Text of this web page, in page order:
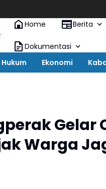
Home
Berita
Dokumentasi
Hukum Ekonomi
Gelar
Warga